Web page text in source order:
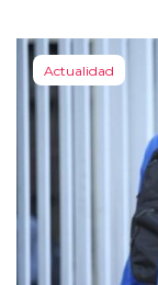
Actualidad